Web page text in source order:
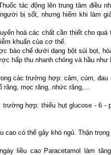
tác động lên trung tâm điều
bị sốt, nhưng hiếm khi làm
hoá các chất cần thiết cho
khuẩn của cơ thể.
bào chế dưới dạng bột sủi bọt,
hấp thu nhanh chóng và hầu như
các trường hợp: cảm, cúm,
răng, mọc răng, nhức răng,…
hợp: thiếu hụt glucose - 6 -
cao có thể gây khó ngủ. Thận
liều cao Paracetamol làm